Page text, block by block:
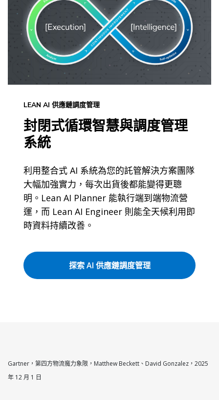
LEAN AI 供應鏈調度管理
封閉式循環智慧與調度管理
系統
利用整合式 AI 系統為您的託管解決方案團隊
大幅加強實力，每次出貨後都能變得更聰
明。Lean AI Planner 能執行端到端物流營
運，而 Lean AI Engineer 則能全天候利用即
時資料持續改善。
探索 AI 供應鏈調度管理
Gartner，第四方物流魔力象限，Matthew Beckett、David Gonzalez，2025
年 12 月 1 日